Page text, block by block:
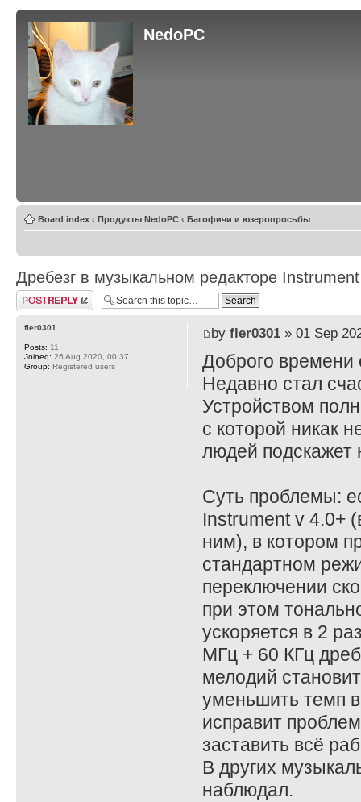
NedoPC
Board index ‹ Продукты NedoPC ‹ Багофичи и юзеропросьбы
Дребезг в музыкальном редакторе
Post a reply
by fler0301» 01 Sep
Доброго времени
Недавно стал
Устройством
с которой никак
людей подскажет
Суть проблемы:
Instrument v 4.0+
ним), в котором
стандартном
переключении
при этом
ускоряется в 2
МГц + 60 КГц
мелодий
уменьшить темп
исправит
заставить всё
В других
наблюдал.
fler0301
Posts: 11
Joined: 26 Aug 2020, 00:37
Group: Registered users